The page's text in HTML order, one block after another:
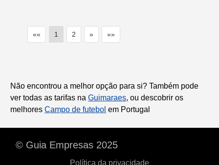
«« 1 2 » »»
Não encontrou a melhor opção para si? Também pode
ver todas as tarifas na Guimaraes, ou descobrir os
melhores Campo de futebol em Portugal
© Guia Empresas 2025
Política da privacidade